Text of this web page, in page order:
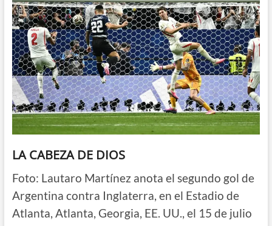
LA CABEZA DE DIOS
Foto: Lautaro Martínez anota el segundo gol de
Argentina contra Inglaterra, en el Estadio de
Atlanta, Atlanta, Georgia, EE. UU., el 15 de julio